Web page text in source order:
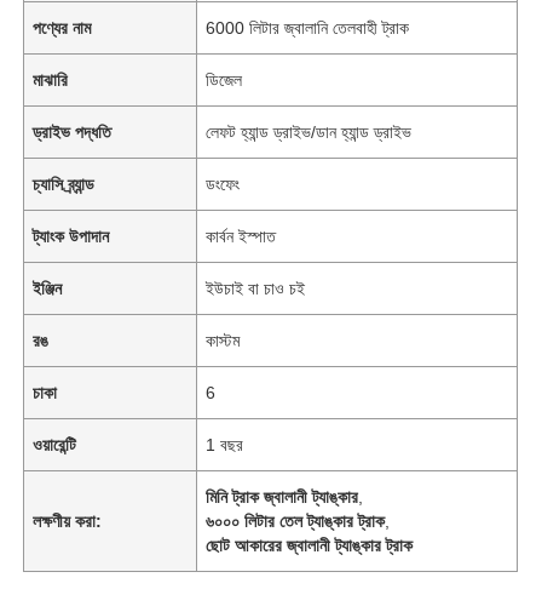
বাড়ি
পণ্য
আমাদের সম্পর্কে
পণ্যের নাম 6000 লিটার জ্বালানি তেলবাহী ট্রাক
মাঝারি ডিজেল
ড্রাইভ পদ্ধতি লেফট হ্যান্ড ড্রাইভ/ডান হ্যান্ড ড্রাইভ
চ্যাসি ব্র্যান্ড ডংফেং
ট্যাংক উপাদান কার্বন ইস্পাত
ইঞ্জিন ইউচাই বা চাও চই
রঙ কাস্টম
চাকা 6
ওয়ারেন্টি 1 বছর
লক্ষণীয় করা:
মিনি ট্রাক জ্বালানী ট্যাঙ্কার,
৬০০০ লিটার তেল ট্যাঙ্কার ট্রাক,
ছোট আকারের জ্বালানী ট্যাঙ্কার ট্রাক